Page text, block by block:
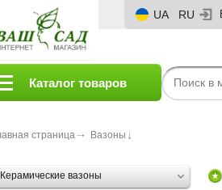
UA RU
Каталог товаров
страница Вазоны
Керамические вазоны